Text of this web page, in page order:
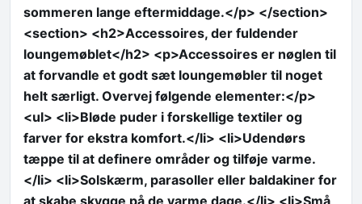
sommeren lange eftermiddage.</p> </section>
<section> <h2>Accessoires, der fuldender
loungemøblet</h2> <p>Accessoires er nøglen til
at forvandle et godt sæt loungemøbler til noget
helt særligt. Overvej følgende elementer:</p>
<ul> <li>Bløde puder i forskellige textiler og
farver for ekstra komfort.</li> <li>Udendørs
tæppe til at definere områder og tilføje varme.
</li> <li>Solskærm, parasoller eller baldakiner for
at skabe skygge på de varme dage.</li> <li>Små